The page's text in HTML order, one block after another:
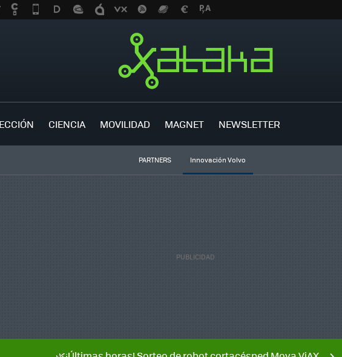
CIENCIA MOVILIDAD MAGNET NEWSLETTER
PARTNERS Innovación Volvo